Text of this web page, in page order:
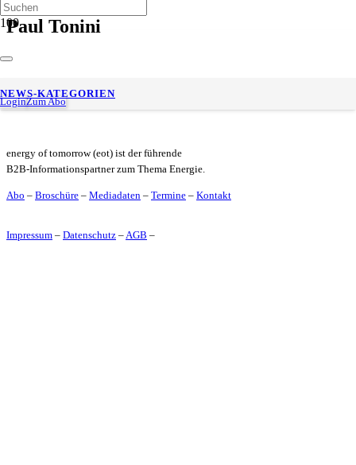
LoginZum Abo
NEWS-KATEGORIEN
Paul Tonini
Neuer Tiefstpreis beim Laden: Electra startet Abo-Tarif mit
0,34 Euro/kWh
energy of tomorrow (eot) ist der führende
B2B-Informationspartner zum Thema Energie.
Abo – Broschüre – Mediadaten – Termine – Kontakt
Impressum – Datenschutz –AGB –